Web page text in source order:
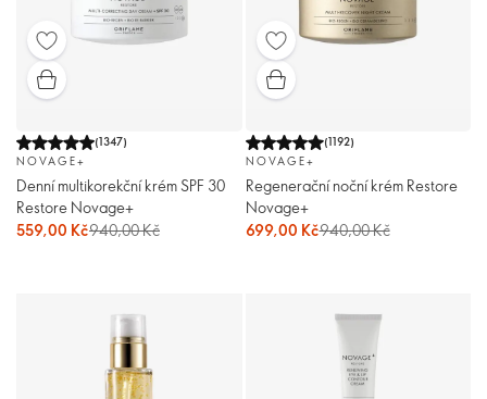
(1347)
NOVAGE+
Denní multikorekční krém SPF 30
Restore Novage+
559,00 Kč940,00 Kč
(1192)
NOVAGE+
Regenerační noční krém Restore
Novage+
699,00 Kč940,00 Kč